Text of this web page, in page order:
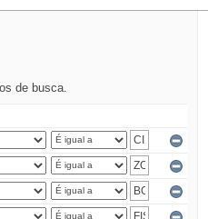
de busca.